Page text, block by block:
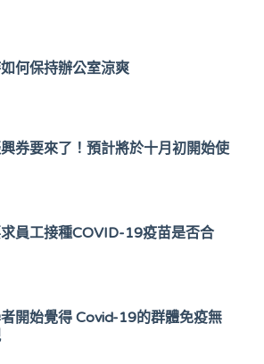
何保持辦公室涼爽
券要來了！預計將於十月初開始使
員工接種COVID-19疫苗是否合
開始覺得 Covid-19的群體免疫無